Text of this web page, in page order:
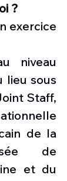
?
exercice
niveau
lieu sous
Staff,
de la
de
et du